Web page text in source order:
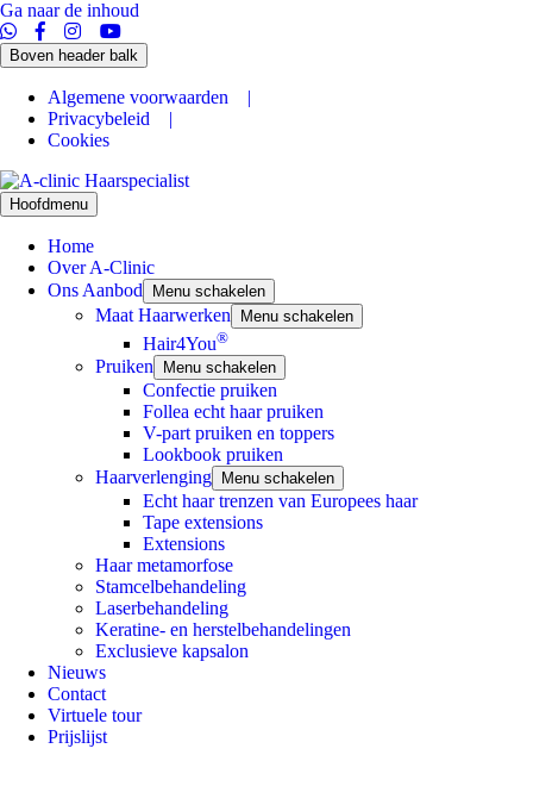
Ga naar de inhoud
Boven header balk
Algemene voorwaarden |
Privacybeleid |
Cookies
Hoofdmenu
Home
Over A-Clinic
Ons Aanbod
Menu schakelen
Maat Haarwerken Menu schakelen
Hair4You®
Pruiken Menu schakelen
Confectie pruiken
Follea echt haar pruiken
V-part pruiken en toppers
Lookbook pruiken
Haarverlenging
Menu schakelen
Echt haar trenzen van Europees haar
Tape extensions
Extensions
Haar metamorfose
Stamcelbehandeling
Laserbehandeling
Keratine- en herstelbehandelingen
Exclusieve kapsalon
Nieuws
Contact
Virtuele tour
Prijslijst